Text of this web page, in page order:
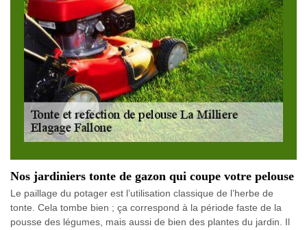
Nos jardiniers tonte de gazon qui coupe votre pelouse
Le paillage du potager est l’utilisation classique de l’herbe de
tonte. Cela tombe bien ; ça correspond à la période faste de la
pousse des légumes, mais aussi de bien des plantes du jardin. Il